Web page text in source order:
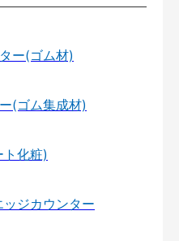
ー(ゴム材)
(ゴム集成材)
ト化粧)
ジカウンター